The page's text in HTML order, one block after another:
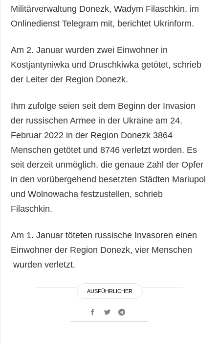
Militärverwaltung Donezk, Wadym Filaschkin, im
Onlinedienst Telegram mit, berichtet Ukrinform.
Am 2. Januar wurden zwei Einwohner in
Kostjantyniwka und Druschkiwka getötet, schrieb
der Leiter der Region Donezk.
Ihm zufolge seien seit dem Beginn der Invasion
der russischen Armee in der Ukraine am 24.
Februar 2022 in der Region Donezk 3864
Menschen getötet und 8746 verletzt worden. Es
seit derzeit unmöglich, die genaue Zahl der Opfer
in den vorübergehend besetzten Städten Mariupol
und Wolnowacha festzustellen, schrieb
Filaschkin.
Am 1. Januar töteten russische Invasoren einen
Einwohner der Region Donezk, vier Menschen
wurden verletzt.
AUSFÜHRLICHER